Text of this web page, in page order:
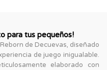
para tus pequeños!
de Decuevas, diseñado
de juego inigualable.
elaborado con